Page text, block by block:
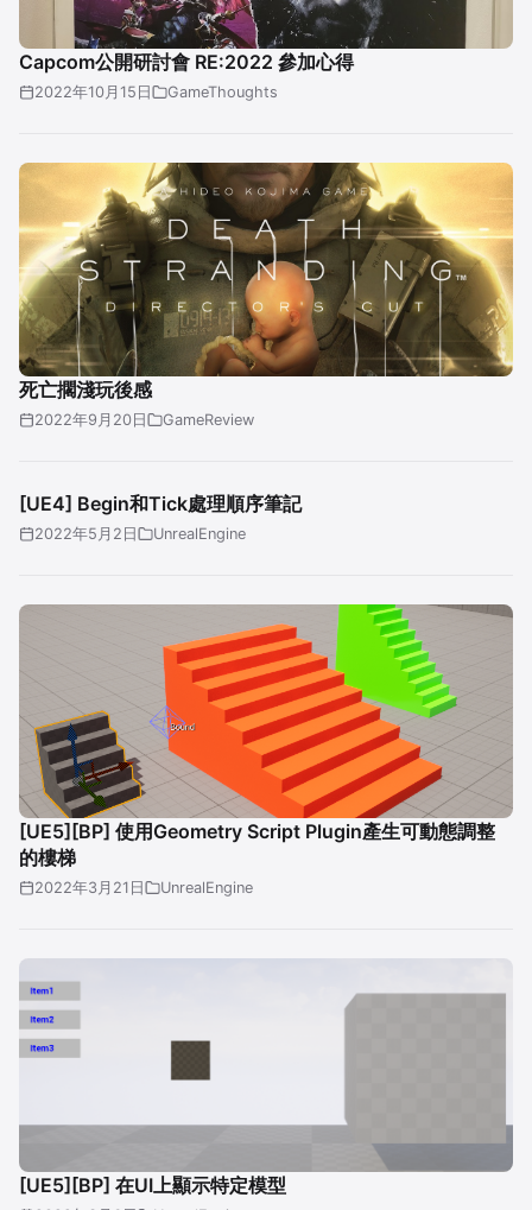
Capcom公開研討會 RE:2022 參加心得
2022年10月15日 GameThoughts
死亡擱淺玩後感
2022年9月20日 GameReview
[UE4] Begin和Tick處理順序筆記
2022年5月2日 UnrealEngine
[UE5][BP] 使用Geometry Script Plugin產生可動態調整
的樓梯
2022年3月21日 UnrealEngine
[UE5][BP] 在UI上顯示特定模型